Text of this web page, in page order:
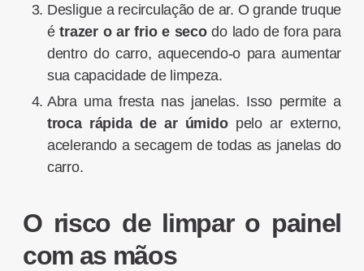
Desligue a recirculação de ar. O grande truque
étrazer o ar frio e secodo lado de fora para
dentro do carro, aquecendo-o para aumentar
sua capacidade de limpeza.
Abra uma fresta nas janelas. Isso permite a
troca rápida de ar úmidopelo ar externo,
acelerando a secagem de todas as janelas do
carro.
O risco de limpar o painel
com as mãos